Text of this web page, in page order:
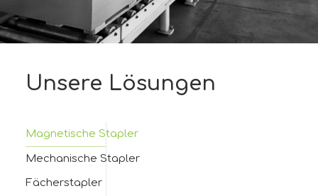
Unsere Lösungen
Magnetische Stapler
Mechanische Stapler
Fächerstapler